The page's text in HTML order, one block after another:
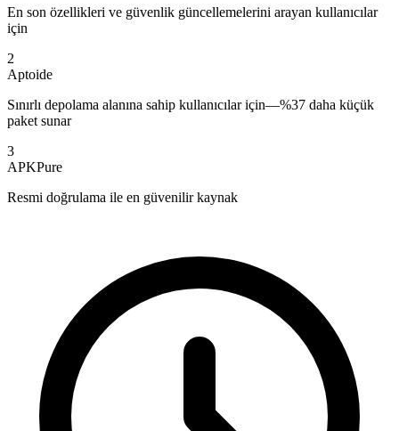
En son özellikleri ve güvenlik güncellemelerini arayan kullanıcılar
için
2
Aptoide
Sınırlı depolama alanına sahip kullanıcılar için—%37 daha küçük
paket sunar
3
APKPure
Resmi doğrulama ile en güvenilir kaynak